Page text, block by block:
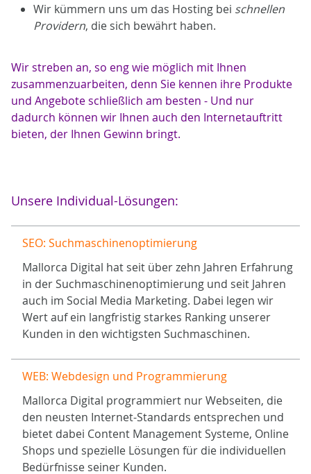
Wir kümmern uns um das Hosting bei schnellen
Providern, die sich bewährt haben.
Wir streben an, so eng wie möglich mit Ihnen
zusammenzuarbeiten, denn Sie kennen ihre Produkte
und Angebote schließlich am besten - Und nur
dadurch können wir Ihnen auch den Internetauftritt
bieten, der Ihnen Gewinn bringt.
Unsere Individual-Lösungen:
SEO: Suchmaschinenoptimierung
Mallorca Digital hat seit über zehn Jahren Erfahrung
in der Suchmaschinenoptimierung und seit Jahren
auch im Social Media Marketing. Dabei legen wir
Wert auf ein langfristig starkes Ranking unserer
Kunden in den wichtigsten Suchmaschinen.
WEB: Webdesign und Programmierung
Mallorca Digital programmiert nur Webseiten, die
den neusten Internet-Standards entsprechen und
bietet dabei Content Management Systeme, Online
Shops und spezielle Lösungen für die individuellen
Bedürfnisse seiner Kunden.